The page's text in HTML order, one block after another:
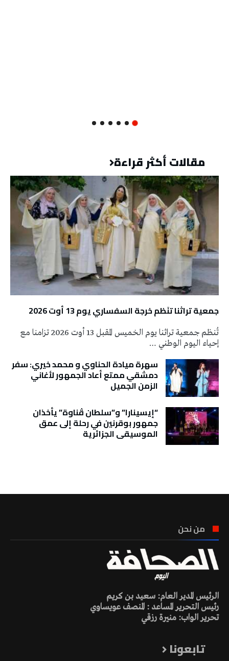
مقالات أكثر قراءة
جمعية تراثنا تنَظم خرجة السفساري يوم 13 أوت 2026
تُنظم جمعية تراثنا يوم الخميس المقبل 13 أوت 2026 تزامنا مع
إحياء اليوم الوطني …
سهرة ميادة الحناوي و محمد خيري: سفر
دمشقي ممتع أعاد الجمهور لأغاني
الزمن الجميل
“إيسينارا” و”سلطان ڤناوة” يأخذان
جمهور بوقرنين في رحلة إلى عمق
الموسيقى الجزائرية
من نحن
الرئيس المدير العام: سعيد بن كريم
رئيس التحرير المساعد : المنصف عويساوي
تحرير الواب: منيرة رزقي
تابعونا